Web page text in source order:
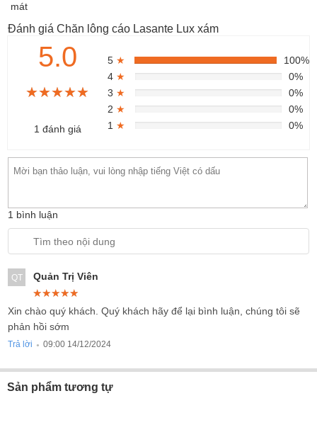
mát
Đánh giá Chăn lông cáo Lasante Lux xám
5.0
★★★★★
★★★★★
★★★★★
1 đánh giá
5 ★
100%
4 ★
0%
3 ★
0%
2 ★
0%
1 ★ 0%
1 bình luận
QT Quản Trị Viên
★★★★★
★★★★★
★★★★★
Xin chào quý khách. Quý khách hãy để lại bình luận, chúng tôi sẽ
phản hồi sớm
Trả lời ● 09:00 14/12/2024
Sản phẩm tương tự